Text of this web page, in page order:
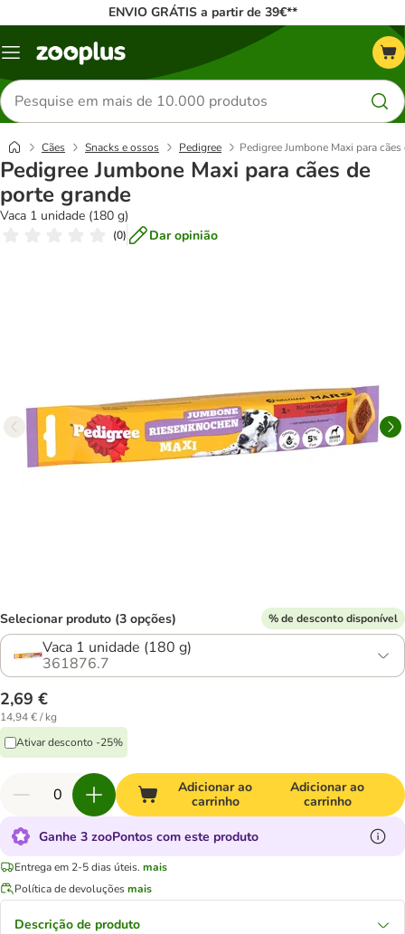
ENVIO GRÁTIS a partir de 39€**
Menu
Pesquisar
produtos
Cães Snacks e ossos Pedigree Pedigree Jumbone Maxi para
Pedigree Jumbone Maxi para cães de
porte grande
Vaca 1 unidade (180 g)
(0) Dar opinião
Selecionar produto (3 opções) % de desconto disponível
Vaca 1 unidade (180 g)
361876.7
2,69 €
14,94 € / kg
Ativar desconto -25%
Adicionar ao
carrinho
Adicionar ao
carrinho
Ganhe 3 zooPontos com este produto
Entrega em 2-5 dias úteis. mais
Política de devoluçõesmais
Descrição de produto